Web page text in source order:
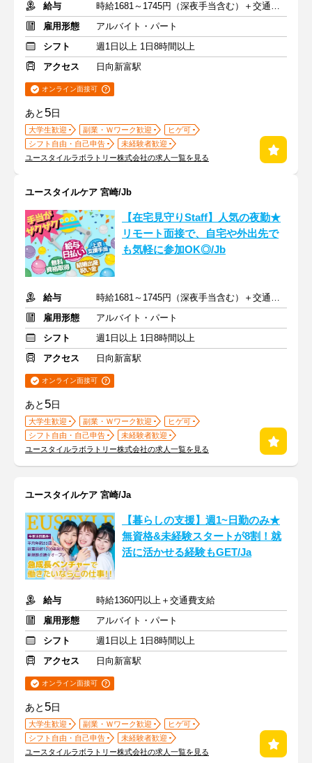
給与
時給1681～1745円（深夜手当含む）＋交通費支給
雇用形態
アルバイト・パート
シフト
週1日以上 1日8時間以上
アクセス
日向新富駅
オンライン面接可
あと 5日
大学生歓迎 副業・Ｗワーク歓迎
ヒゲ可
シフト自由・自己申告
未経験者歓迎
ユースタイルラボラトリー株式会社の求人一覧を見る
ユースタイルケア 宮崎/Jb
【在宅見守りStaff】人気の夜勤★
リモート面接で、自宅や外出先で
も気軽に参加OK◎/Jb
給与
時給1681～1745円（深夜手当含む）＋交通費支給
雇用形態
アルバイト・パート
シフト
週1日以上 1日8時間以上
アクセス
日向新富駅
オンライン面接可
あと 5日
大学生歓迎 副業・Ｗワーク歓迎
ヒゲ可
シフト自由・自己申告
未経験者歓迎
ユースタイルラボラトリー株式会社の求人一覧を見る
ユースタイルケア 宮崎/Ja
【暮らしの支援】週1~日勤のみ★
無資格&未経験スタートが8割！就
活に活かせる経験もGET/Ja
給与
時給1360円以上＋交通費支給
雇用形態
アルバイト・パート
シフト
週1日以上 1日8時間以上
アクセス
日向新富駅
オンライン面接可
あと 5日
大学生歓迎 副業・Ｗワーク歓迎
ヒゲ可
シフト自由・自己申告
未経験者歓迎
ユースタイルラボラトリー株式会社の求人一覧を見る